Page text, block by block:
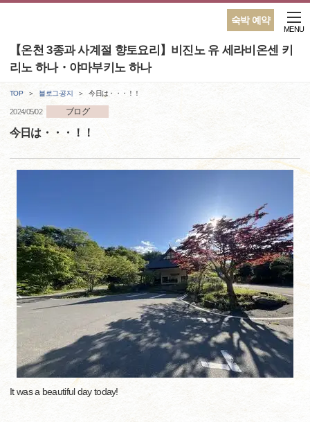
숙박 예약
【온천 3종과 사계절 향토요리】비진노 유 세라비온센 키
리노 하나・야마부키노 하나
MENU
TOP 블로그·공지 今日は・・・！！
2024/05/02 ブログ
今日は・・・！！
It was a beautiful day today!